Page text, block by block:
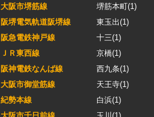
大阪市堺筋線
堺筋本町(1)
阪堺電気軌道阪堺線
東玉出(1)
阪急電鉄神戸線
十三(1)
ＪＲ東西線
京橋(1)
阪神電鉄なんば線
西九条(1)
大阪市御堂筋線
天王寺(1)
紀勢本線
白浜(1)